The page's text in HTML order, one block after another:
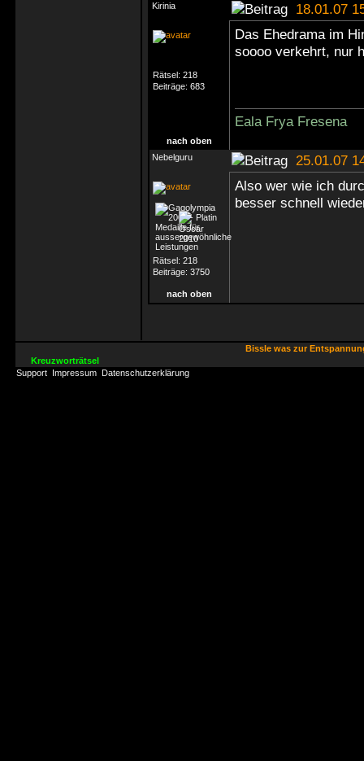
Kirinia
18.01.07
Rätsel: 218
Beiträge: 683
Das Ehedrama im
soooo verkehrt, nur
Eala Frya Fresena
nach oben
Nebelguru
25.01.07
Rätsel: 218
Beiträge: 3750
Also wer wie ich
besser schnell
nach oben
Bissle was zur
Kreuzworträtsel
Support Impressum Datenschutzerklärung